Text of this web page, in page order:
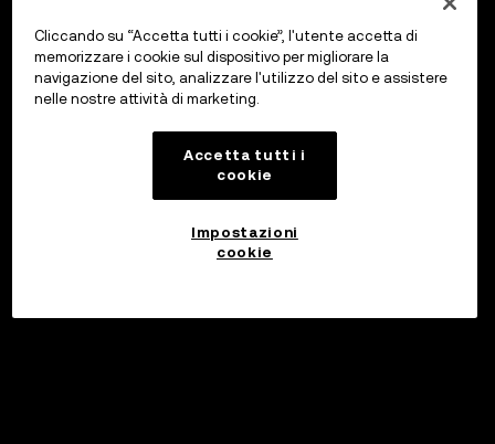
Cliccando su “Accetta tutti i cookie”, l'utente accetta di
memorizzare i cookie sul dispositivo per migliorare la
navigazione del sito, analizzare l'utilizzo del sito e assistere
nelle nostre attività di marketing.
Accetta tutti i
cookie
Impostazioni
cookie